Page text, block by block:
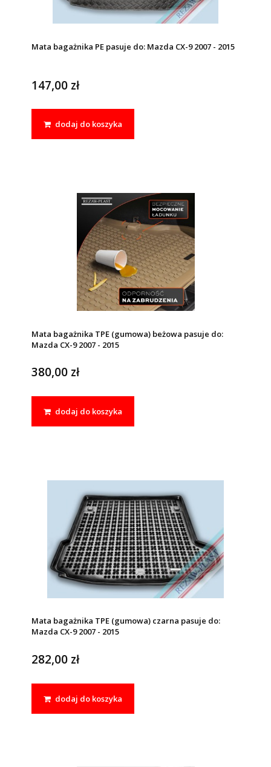
Mata bagażnika PE pasuje do: Mazda CX-9 2007 - 2015
147,00 zł
dodaj do koszyka
Mata bagażnika TPE (gumowa) beżowa pasuje do:
Mazda CX-9 2007 - 2015
380,00 zł
dodaj do koszyka
Mata bagażnika TPE (gumowa) czarna pasuje do:
Mazda CX-9 2007 - 2015
282,00 zł
dodaj do koszyka